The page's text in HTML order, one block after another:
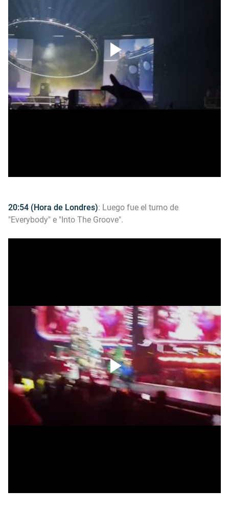
20:54 (Hora de Londres): Luego fue el turno de
"Everybody" e "Into The Groove".